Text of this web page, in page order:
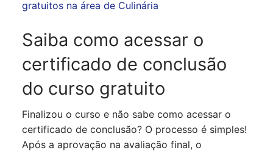
gratuitos na área de Culinária
Saiba como acessar o
certificado de conclusão
do curso gratuito
Finalizou o curso e não sabe como acessar o
certificado de conclusão? O processo é simples!
Após a aprovação na avaliação final, o